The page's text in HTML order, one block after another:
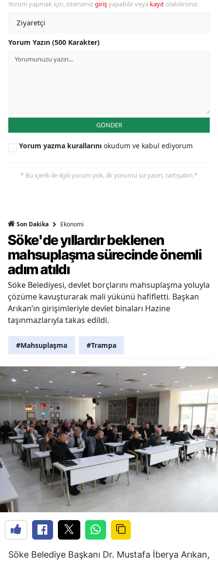
Yorum yapmak için, istersenizgirişyapabilir veya kayıt olabilirsiniz.
Yorum Yazın (500 Karakter)
GÖNDER
Yorum yazma kurallarını okudum ve kabul ediyorum
* Bu içerik ile ilgili yorum yok, ilk yorumu siz yazın, tartışalım *
Son Dakika Ekonomi
Söke'de yıllardır beklenen
mahsuplaşma sürecinde önemli
adım atıldı
Söke Belediyesi, devlet borçlarını mahsuplaşma yoluyla
çözüme kavuşturarak mali yükünü hafifletti. Başkan
Arıkan’ın girişimleriyle devlet binaları Hazine
taşınmazlarıyla takas edildi.
#Mahsuplaşma #Trampa
Söke Belediye Başkanı Dr. Mustafa İberya Arıkan,